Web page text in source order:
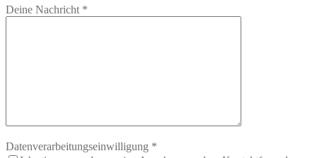
Deine Nachricht *
Datenverarbeitungseinwilligung *